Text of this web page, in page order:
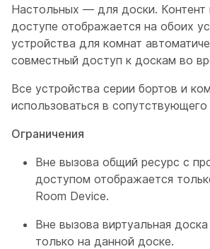
Настольных — для доски. Контент
доступе отображается на обоих
устройства для комнат
совместный доступ к доскам во
Все устройства серии бортов и
использоваться в
Ограничения
Вне вызова общий ресурс с
доступом отображается
Room Device.
Вне вызова виртуальная
только на данной доске.